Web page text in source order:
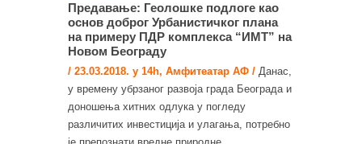
Предавање: Геолошке подлоге као
основ доброг Урбанистичког плана
на примеру ПДР комплекса “ИМТ” на
Новом Београду
/ 23.03.2018. у 14h, Амфитеатар АФ / Данас,
у времену убрзаног развоја града Београда и
доношења хитних одлука у погледу
различитих инвестиција и улагања, потребно